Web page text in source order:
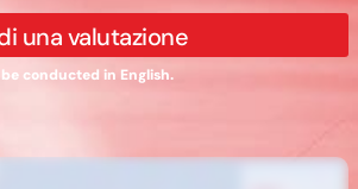
una valutazione
conducted in English.